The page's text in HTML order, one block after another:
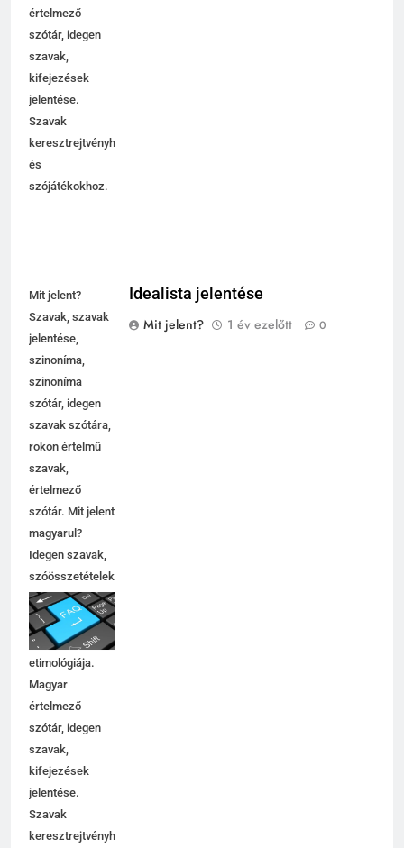
értelmező
szótár, idegen
szavak,
kifejezések
jelentése.
Szavak
keresztrejtvényhez
és
szójátékokhoz.
Mit jelent?
Szavak, szavak
jelentése,
szinoníma,
szinoníma
szótár, idegen
szavak szótára,
rokon értelmű
szavak,
értelmező
szótár. Mit jelent
magyarul?
Idegen szavak,
szóösszetételek
jelentése,
magyarázata,
használata,
etimológiája.
Magyar
értelmező
szótár, idegen
szavak,
kifejezések
jelentése.
Szavak
keresztrejtvényhez
Idealista jelentése
Mit jelent?
1 év ezelőtt 0